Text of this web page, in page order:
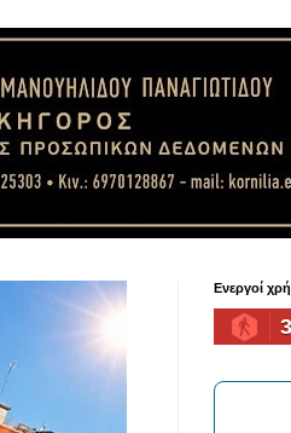
Ενεργοί